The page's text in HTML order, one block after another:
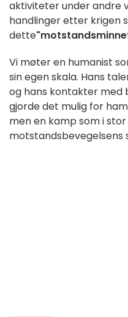
aktiviteter under andre
handlinger etter krigen
dette
Vi møter en humanist
sin egen skala. Hans
og hans kontakter med
gjorde det mulig for
men en kamp som i
motstandsbevegelsens